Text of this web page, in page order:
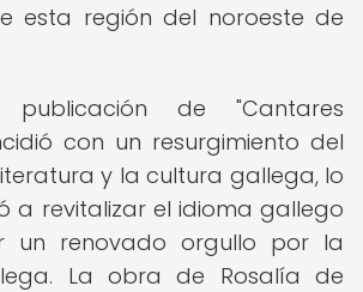
esta región del noroeste de
de "Cantares
con un resurgimiento del
y la cultura gallega, lo
a revitalizar el idioma gallego
un renovado orgullo por la
La obra de Rosalía de